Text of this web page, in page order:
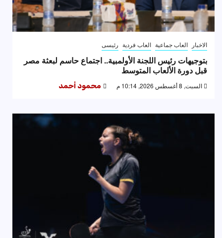
الاخبار العاب جماعية العاب فردية رئيسى
بتوجيهات رئيس اللجنة الأولمبية.. اجتماع حاسم لبعثة مصر
قبل دورة الألعاب المتوسط
السبت, 8 أغسطس 2026, 10:14 م محمود أحمد